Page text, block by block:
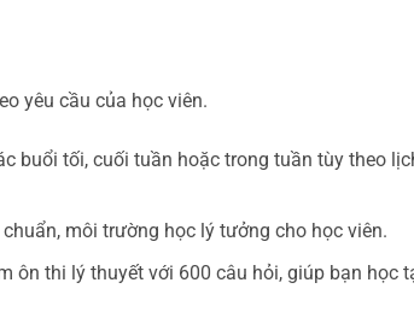
yêu cầu của học viên.
buổi tối, cuối tuần hoặc trong tuần tùy theo
môi trường học lý tưởng cho học viên.
ôn thi lý thuyết với 600 câu hỏi, giúp bạn học